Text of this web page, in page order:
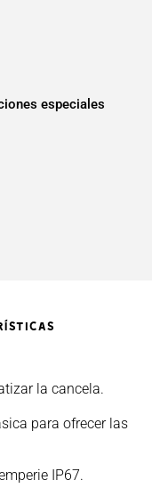
especiales
la cancela.
para ofrecer las
IP67.